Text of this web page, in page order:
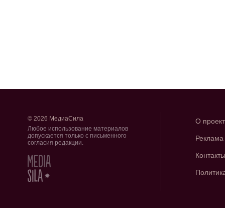
© 2026 МедиаСила
Любое использование материалов
допускается только с письменного
согласия редакции.
О
Реклама
Контакты